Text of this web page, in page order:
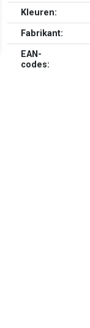
Kleuren:
Fabrikant:
EAN-
codes: